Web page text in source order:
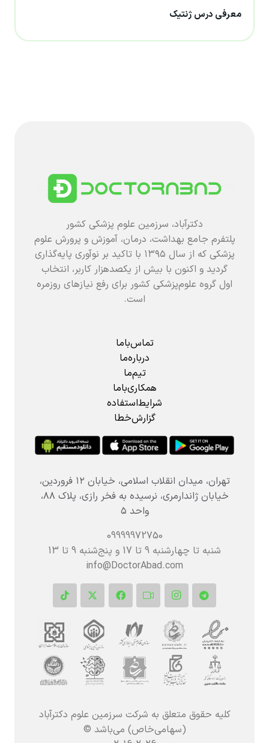
معرفی درس ژنتیک
دکترآباد، سرزمین علوم پزشکی کشور
پلتفرم جامع بهداشت، درمان، آموزش و پرورش علوم
پزشکی که از سال ۱۳۹۵ با تاکید بر نوآوری پایه‌گذاری
گردید و اکنون با بیش از یکصدهزار کاربر، انتخاب
اول گروه علوم‌پزشکی کشور برای رفع نیازهای روزمره
است.
تماس‌باما
درباره‌ما
تیم‌ما
همکاری‌باما
شرایط‌استفاده
گزارش‌خطا
تهران، میدان انقلاب اسلامی، خیابان ۱۲ فروردین،
خیابان ژاندارمری، نرسیده به فخر رازی، پلاک ۸۸،
واحد ۵
09999972750
شنبه تا چهارشنبه 9 تا 17 و پنج‌شنبه‌ 9 تا 13
info@DoctorAbad.com
کلیه حقوق متعلق به شرکت سرزمین علوم دکترآباد
(سهامی‌خاص) می‌باشد ©